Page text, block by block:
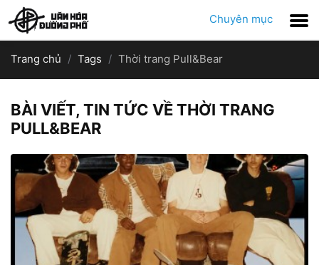
Chuyên mục
Trang chủ Tags Thời trang Pull&Bear
BÀI VIẾT, TIN TỨC VỀ THỜI TRANG
PULL&BEAR